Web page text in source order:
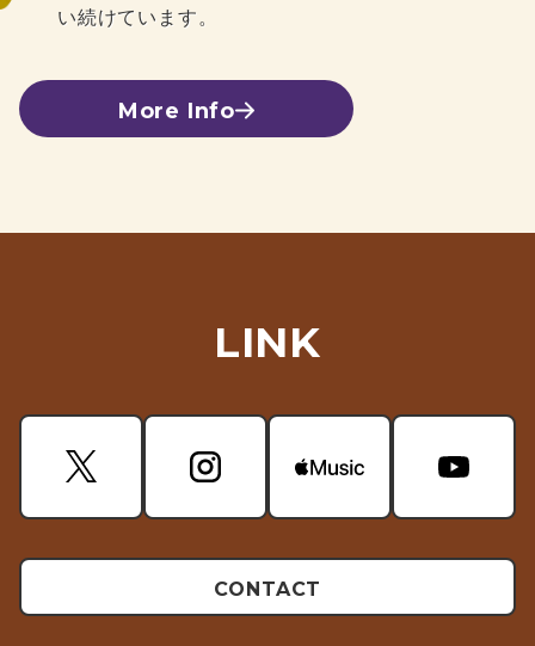
い続けています。
More Info
LINK
CONTACT